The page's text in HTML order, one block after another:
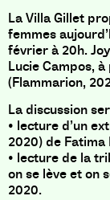
La Villa Gillet
femmes
février à 20h.
Lucie Campos,
(Flammarion,
La discussion
• lecture d’un
2020) de Fatima
• lecture de la
on se lève et on
2020.